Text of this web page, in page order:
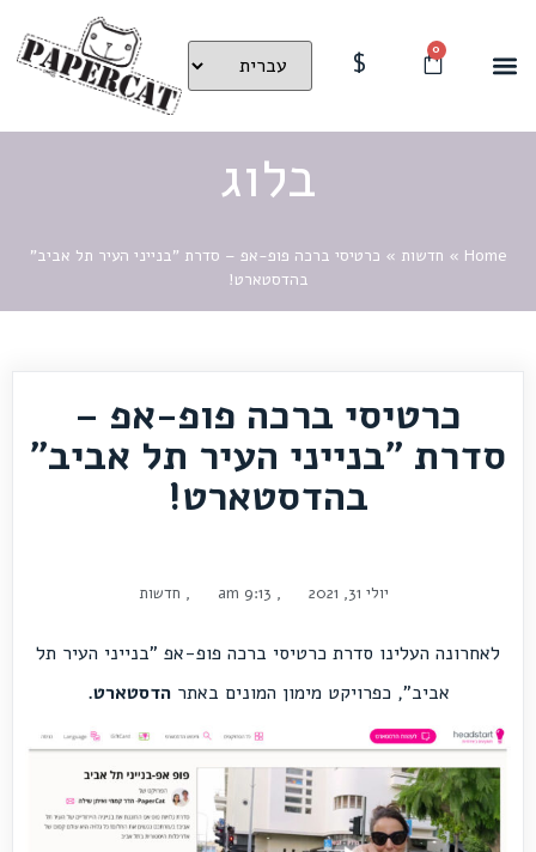
0
$
בלוג
Home
» חדשות » כרטיסי ברכה פופ-אפ – סדרת "בנייני העיר תל אביב"
בהדסטארט!
כרטיסי ברכה פופ-אפ –
סדרת "בנייני העיר תל אביב"
בהדסטארט!
יולי 31, 2021 ,
9:13 am
, חדשות
לאחרונה העלינו סדרת כרטיסי ברכה פופ-אפ "בנייני העיר תל
אביב", כפרויקט מימון המונים באתרהדסטארט.